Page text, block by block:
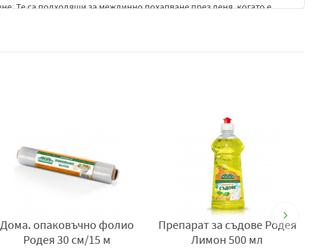
Те са подходящи за междинно похапване през деня, когато е
Трънчев ООД, гр. Шумен, бул. "Ришки Проход” 221, тел.: 054/850
Препарат за съдове Родея
Лимон 500 мл
Кърпа попивателна Родея
3 броя